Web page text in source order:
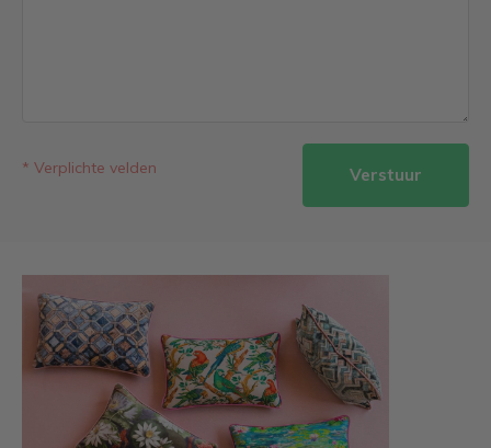
* Verplichte velden Verstuur